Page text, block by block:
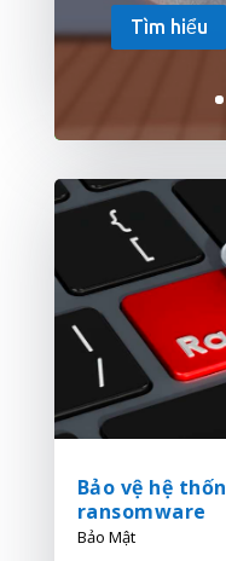
Tìm hiểu
Bảo vệ hệ
ransomware
Bảo Mật